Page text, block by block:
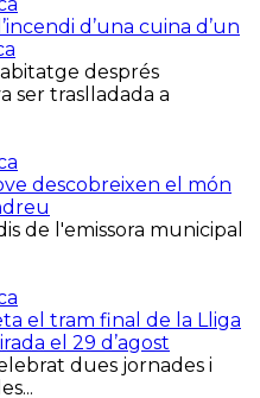
d’una cuina d’un
després
ser traslladada a
descobreixen el món
de l'emissora municipal
el tram final de la Lliga
el 29 d’agost
dues jornades i